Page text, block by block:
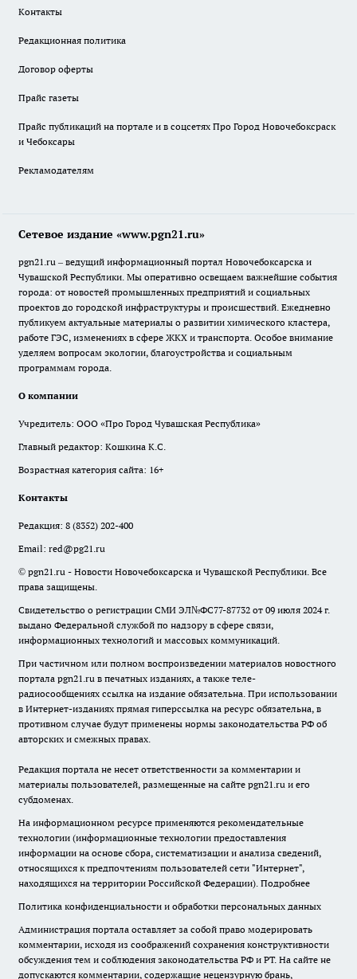
Контакты
Редакционная политика
Договор оферты
Прайс газеты
Прайс публикаций на портале и в соцсетях Про Город Новочебоксраск
и Чебоксары
Рекламодателям
Сетевое издание «www.pgn21.ru»
pgn21.ru – ведущий информационный портал Новочебоксарска и
Чувашской Республики. Мы оперативно освещаем важнейшие события
города: от новостей промышленных предприятий и социальных
проектов до городской инфраструктуры и происшествий. Ежедневно
публикуем актуальные материалы о развитии химического кластера,
работе ГЭС, изменениях в сфере ЖКХ и транспорта. Особое внимание
уделяем вопросам экологии, благоустройства и социальным
программам города.
О компании
Учредитель: ООО «Про Город Чувашская Республика»
Главный редактор: Кошкина К.С.
Возрастная категория сайта: 16+
Контакты
Редакция: 8 (8352) 202-400
Email: red@pg21.ru
© pgn21.ru - Новости Новочебоксарска и Чувашской Республики. Все
права защищены.
Свидетельство о регистрации СМИ ЭЛ№ФС77-87732 от 09 июля 2024 г.
выдано Федеральной службой по надзору в сфере связи,
информационных технологий и массовых коммуникаций.
При частичном или полном воспроизведении материалов новостного
портала pgn21.ru в печатных изданиях, а также теле-
радиосообщениях ссылка на издание обязательна. При использовании
в Интернет-изданиях прямая гиперссылка на ресурс обязательна, в
противном случае будут применены нормы законодательства РФ об
авторских и смежных правах.
Редакция портала не несет ответственности за комментарии и
материалы пользователей, размещенные на сайте pgn21.ru и его
субдоменах.
На информационном ресурсе применяются рекомендательные
технологии (информационные технологии предоставления
информации на основе сбора, систематизации и анализа сведений,
относящихся к предпочтениям пользователей сети "Интернет",
находящихся на территории Российской Федерации). Подробнее
Политика конфиденциальности и обработки персональных данных
Администрация портала оставляет за собой право модерировать
комментарии, исходя из соображений сохранения конструктивности
обсуждения тем и соблюдения законодательства РФ и РТ. На сайте не
допускаются комментарии, содержащие нецензурную брань,